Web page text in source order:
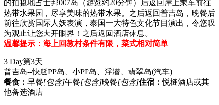
的拍摄地占士邦007岛（游览约20分钟）后返回岸上乘车前往
热带水果园，尽享美味的热带水果。之后返回普吉岛，晚餐后
前往欣赏国际人妖表演，泰国一大特色文化节目演出，令您叹
为观止让您大开眼界！之后返回酒店休息。
温馨提示：海上回教村条件有限，菜式相对简单
3 Day第3天
普吉岛--快艇PP岛、小PP岛、浮潜、翡翠岛(汽车)
餐食： 早餐[包含]午餐[包含]晚餐[包含]住宿：悦梿酒店或其
他备选酒店